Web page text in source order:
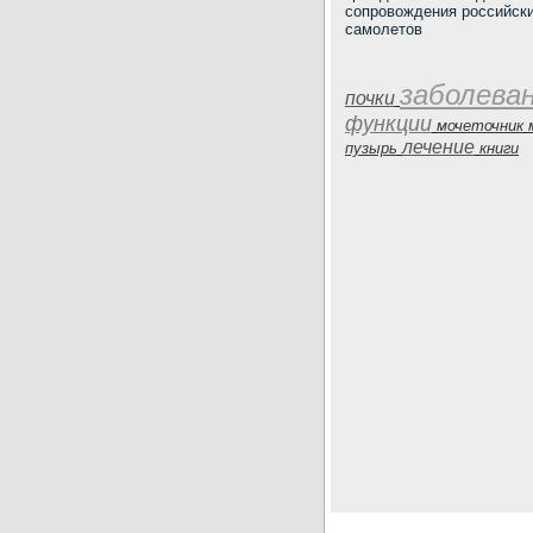
сопровождения
самолетов
почки
функции мочеточник
пузырь лечение книги